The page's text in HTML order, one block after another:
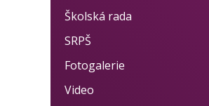
Školská rada
SRPŠ
Fotogalerie
Video